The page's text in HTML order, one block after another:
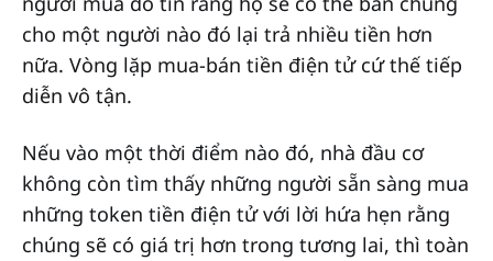
cho một người nào đó lại trả nhiều tiền hơn
nữa. Vòng lặp mua-bán tiền điện tử cứ thế tiếp
diễn vô tận.
Nếu vào một thời điểm nào đó, nhà đầu cơ
không còn tìm thấy những người sẵn sàng mua
những token tiền điện tử với lời hứa hẹn rằng
chúng sẽ có giá trị hơn trong tương lai, thì toàn